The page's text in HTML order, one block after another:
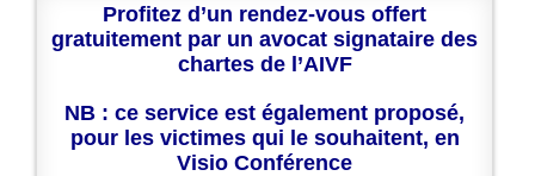
Profitez d’un rendez-vous offert
gratuitement par un avocat signataire des
chartes de l’AIVF
NB : ce service est également proposé,
pour les victimes qui le souhaitent, en
Visio Conférence